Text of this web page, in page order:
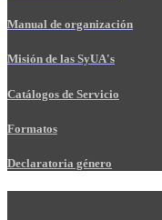
Manual de organización
Misión de las SyUA's
Catálogos de Servicio
Formatos
Declaratoria género